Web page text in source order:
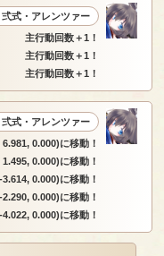
弍式・アレンツァー
主行動回数＋1！
主行動回数＋1！
主行動回数＋1！
弍式・アレンツァー
0.000)に移動！
0.000)に移動！
0.000)に移動！
0.000)に移動！
0.000)に移動！